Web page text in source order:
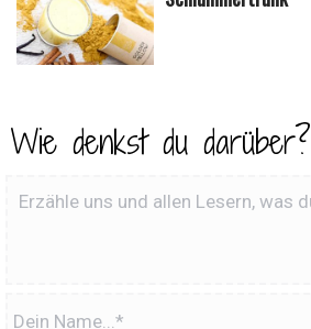
Wie denkst du darüber?